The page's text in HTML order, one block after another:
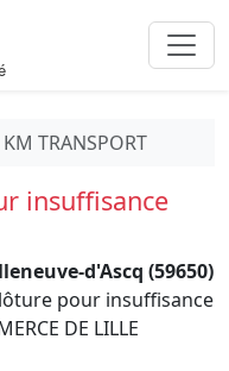
KM TRANSPORT
insuffisance
d'Ascq (59650)
pour insuffisance
DE LILLE